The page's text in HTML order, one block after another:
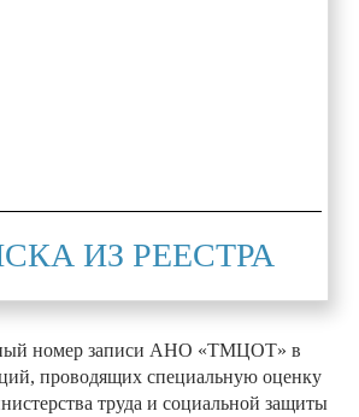
ИЗ РЕЕСТРА
номер записи АНО «ТМЦОТ» в
проводящих специальную оценку
труда и социальной защиты